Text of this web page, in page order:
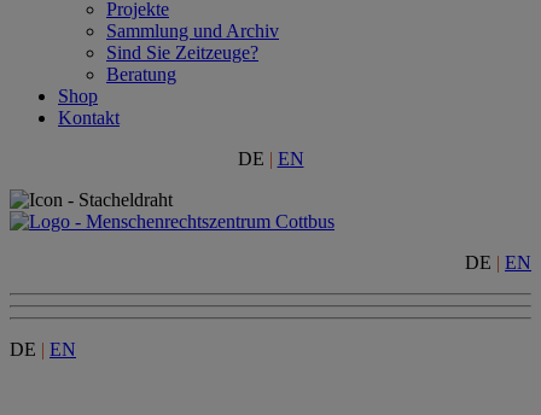
Projekte
Sammlung und Archiv
Sind Sie Zeitzeuge?
Beratung
Shop
Kontakt
DE | EN
DE | EN
DE | EN